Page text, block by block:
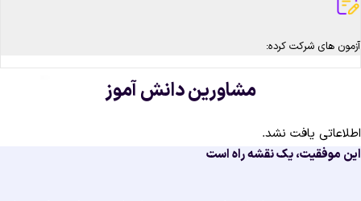
آزمون های شرکت کرده:
مشاورین دانش آموز
اطلاعاتی یافت نشد.
این موفقیت، یک نقشه راه است